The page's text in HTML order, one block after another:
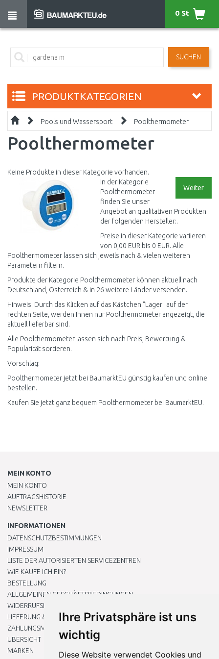
Ihre Privatsphäre ist uns
wichtig
Diese Website verwendet Cookies und
SUCHEN
0 St
PRODUKTKATEGORIEN
Pools und Wassersport Poolthermometer
Poolthermometer
Keine Produkte in dieser Kategorie vorhanden.
Weiter
In der Kategorie
Poolthermometer
finden Sie unser
Angebot an qualitativen Produkten
der folgenden Hersteller:.
Preise in dieser Kategorie variieren
von 0,00 EUR bis 0 EUR. Alle
Poolthermometer lassen sich jeweils nach & vielen weiteren
Parametern filtern.
Produkte der Kategorie Poolthermometer können aktuell nach
Deutschland, Österreich & in 26 weitere Länder versenden.
Hinweis: Durch das Klicken auf das Kästchen "Lager" auf der
rechten Seite, werden Ihnen nur Poolthermometer angezeigt, die
aktuell lieferbar sind.
Alle Poolthermometer lassen sich nach Preis, Bewertung &
Popularität sortieren.
Vorschlag:
Poolthermometer jetzt bei BaumarktEU günstig kaufen und online
bestellen.
Kaufen Sie jetzt ganz bequem Poolthermometer bei BaumarktEU.
MEIN KONTO
MEIN KONTO
AUFTRAGSHISTORIE
NEWSLETTER
INFORMATIONEN
DATENSCHUTZBESTIMMUNGEN
IMPRESSUM
LISTE DER AUTORISIERTEN SERVICEZENTREN
WIE KAUFE ICH EIN?
BESTELLUNG
ALLGEMEINEN GESCHÄFTSBEDINGUNGEN
WIDERRUFSRECHT
LIEFERUNG & ZAHLUNG
ZAHLUNGSMETHODEN
ÜBERSICHT
MARKEN